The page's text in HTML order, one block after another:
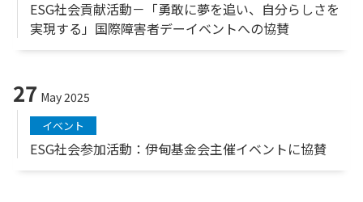
ESG社会貢献活動－「勇敢に夢を追い、自分らしさを
実現する」国際障害者デーイベントへの協賛
27 May 2025
イベント
ESG社会参加活動：伊甸基金会主催イベントに協賛